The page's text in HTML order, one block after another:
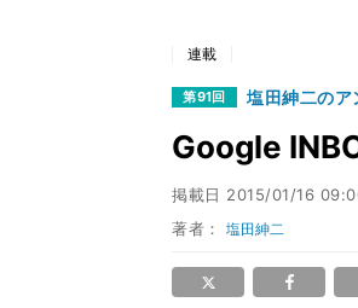
連載
第91回 塩田紳二のア
Google
掲載日 2015/01/16
著者：塩田紳二